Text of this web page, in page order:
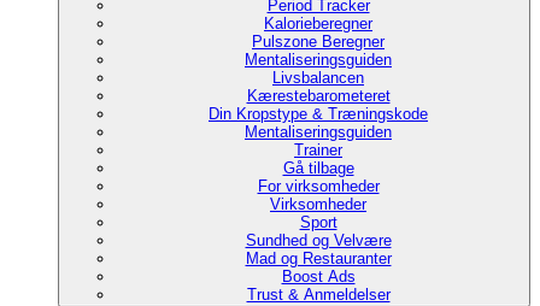
Period Tracker
Kalorieberegner
Pulszone Beregner
Mentaliseringsguiden
Livsbalancen
Kærestebarometeret
Din Kropstype & Træningskode
Mentaliseringsguiden
Trainer
Gå tilbage
For virksomheder
Virksomheder
Sport
Sundhed og Velvære
Mad og Restauranter
Boost Ads
Trust & Anmeldelser